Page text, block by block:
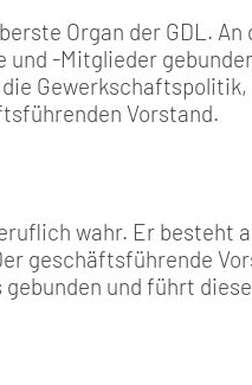
Positionen
Geschichte
Nord
Nord-Ost
Süd-West
Events &
GDL-
Job-Ticket
Erhöhung
Freizeit-
Ratgeber
Organ der GDL. An
und -Mitglieder
Vorstand.
wahr. Er besteht
geschäftsführende
und führt